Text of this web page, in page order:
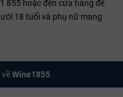
855 hoặc đến cửa hàng để
18 tuổi và phụ nữ mang
Wine1855